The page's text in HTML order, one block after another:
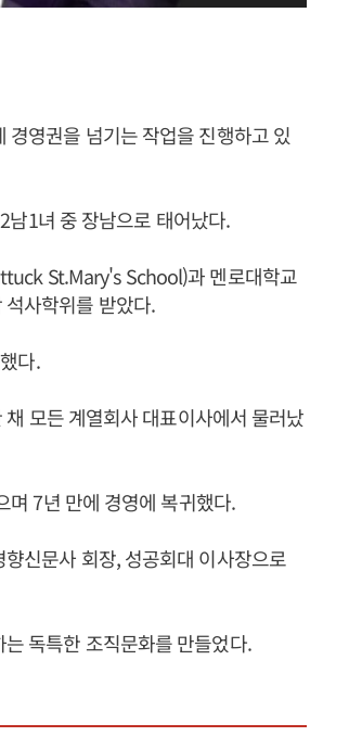
영권을 넘기는 작업을 진행하고 있
남1녀 중 장남으로 태어났다.
St.Mary's School)과 멘로대학교
사학위를 받았다.
다.
모든 계열회사 대표이사에서 물러났
며 7년 만에 경영에 복귀했다.
신문사 회장, 성공회대 이사장으로
독특한 조직문화를 만들었다.